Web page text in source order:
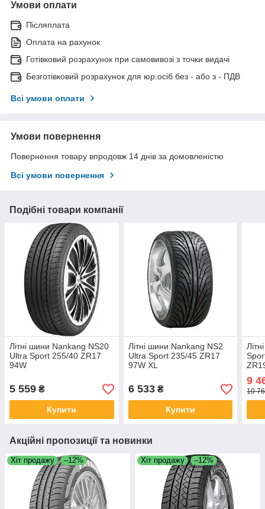
Умови оплати
Післяплата
Оплата на рахунок
Готівковий розрахунок при самовивозі з точки видачі
Безготівковий розрахунок для юр.осіб без - або з - ПДВ
Всі умови оплати
Умови повернення
Повернення товару впродовж 14 днів за домовленістю
Всі умови повернення
Подібні товари компанії
Літні шини Nankang NS20
Ultra Sport 255/40 ZR17
94W
5 559 ₴
Купити
Літні шини Nankang NS2
Ultra Sport 235/45 ZR17
97W XL
6 533₴
Купити
9
10
Акційні пропозиції та новинки
Хіт продажу –12% Хіт продажу –12%